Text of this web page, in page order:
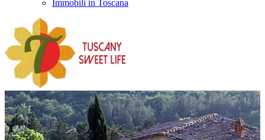
Immobili in Toscana